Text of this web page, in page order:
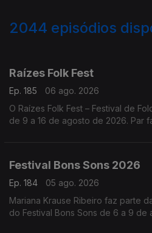
2044 episódios
Raízes Folk Fest
Ep. 185
06 ago. 2026
O Raízes Folk Fest – Festival de
de 9 a 16 de agosto de 2026. Par
Festival Bons Sons 2026
Ep. 184
05 ago. 2026
Mariana Krause Ribeiro faz parte
do Festival Bons Sons de 6 a 9 de